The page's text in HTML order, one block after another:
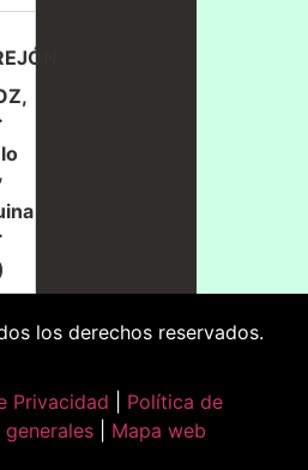
los derechos reservados.
Privacidad
Política de
Mapa web